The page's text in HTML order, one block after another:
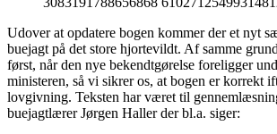
Udover at opdatere bogen kommer der et nyt
buejagt på det store hjortevildt. Af samme
først, når den nye bekendtgørelse foreligger
ministeren, så vi sikrer os, at bogen er korrekt
lovgivning. Teksten har været til
buejagtlærer Jørgen Haller der bl.a. siger: